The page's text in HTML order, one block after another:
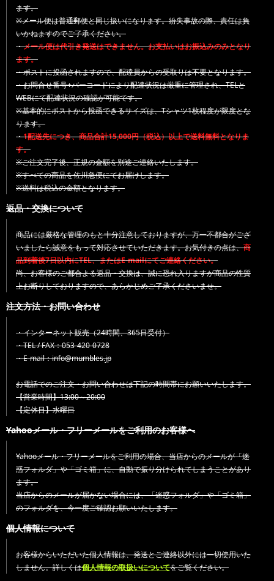
ます。
※メール便は普通郵便と同じ扱いになります。紛失事故の際、責任は負
いかねますのでご了承ください。
・メール便は代引き発送はできません。お支払いはお振込みのみとなり
ます。
・ポストに投函されますので、配達員からの受取りは不要となります。
・お問合せ番号+バーコードにより配達状況は厳重に管理され、TELと
WEBにて配達状況の確認が可能です。
※基本的にポストから投函できるサイズは、Tシャツ1枚程度が限度とな
ります。
・1配送先につき、商品合計15,000円（税込）以上で送料無料となりま
す。
※ご注文完了後、正規の金額を別途ご連絡いたします。
※すべての商品を佐川急便にてお届けします。
※送料は税込の金額となります。
返品・交換について
商品には厳格な管理のもと十分注意しておりますが、万一不都合がござ
いましたら誠意をもって対応させていただきます。お気付きの点は、商
品到着後7日以内にTEL、またはE-mailにてご連絡ください。
尚、お客様のご都合よる返品・交換は、誠に恐れ入りますが商品の性質
上お断りしておりますので、あらかじめご了承くださいませ。
注文方法・お問い合わせ
・インターネット販売（24時間、365日受付）
・TEL / FAX：053-420-0728
・E-mail：info@mumbles.jp
お電話でのご注文・お問い合わせは下記の時間帯にお願いいたします。
【営業時間】13:00～20:00
【定休日】水曜日
Yahooメール・フリーメールをご利用のお客様へ
Yahooメール・フリーメールをご利用の場合、当店からのメールが「迷
惑フォルダ」や「ゴミ箱」に、自動で振り分けられてしまうことがあり
ます。
当店からのメールが届かない場合には、「迷惑フォルダ」や「ゴミ箱」
のフォルダを、今一度ご確認お願いいたします。
個人情報について
お客様からいただいた個人情報は、発送とご連絡以外には一切使用いた
しません。詳しくは個人情報の取扱いについてをご覧ください。